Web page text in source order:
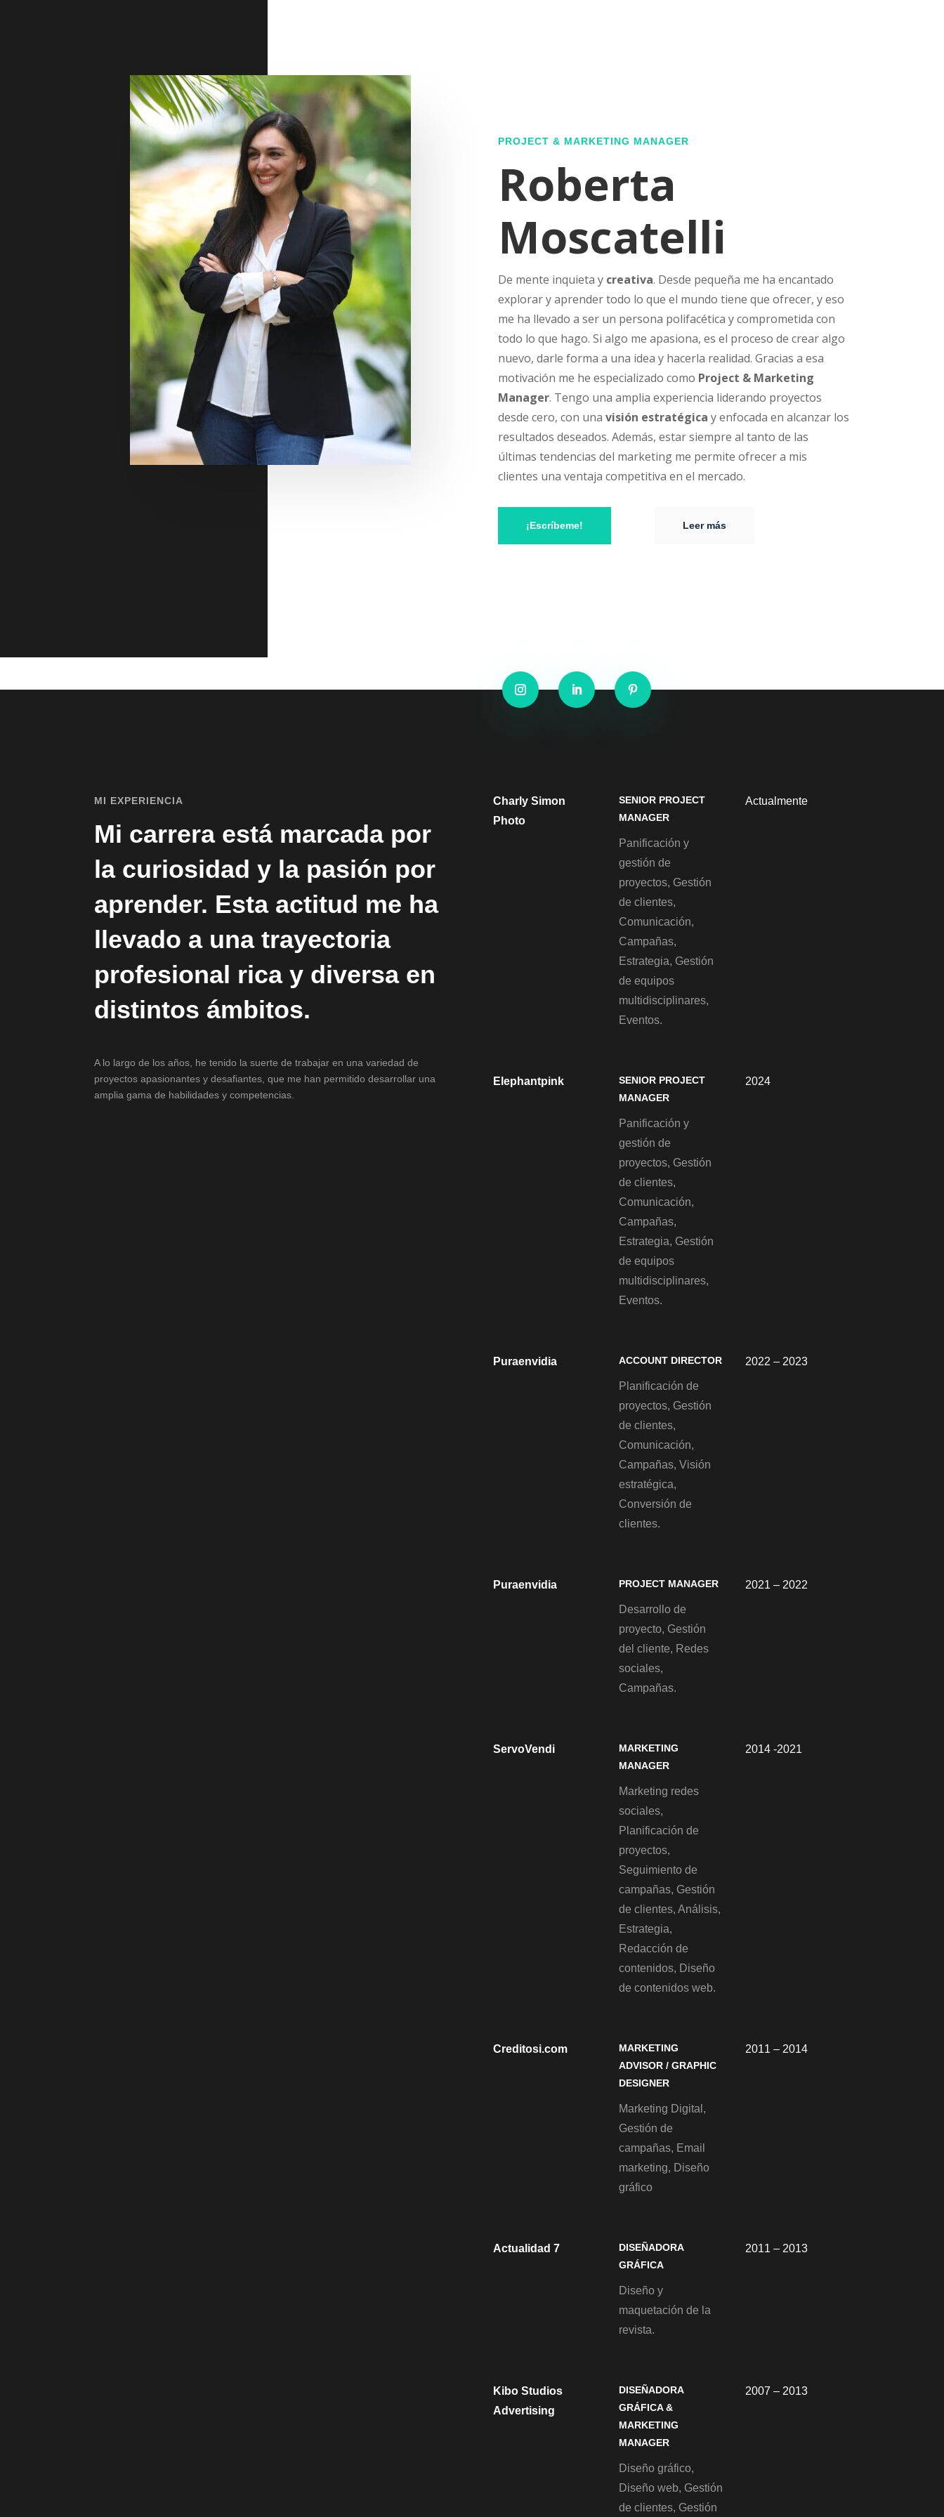
PROJECT & MARKETING MANAGER
Roberta
Moscatelli
De mente inquieta y creativa. Desde pequeña me ha encantado
explorar y aprender todo lo que el mundo tiene que ofrecer, y eso
me ha llevado a ser un persona polifacética y comprometida con
todo lo que hago. Si algo me apasiona, es el proceso de crear algo
nuevo, darle forma a una idea y hacerla realidad. Gracias a esa
motivación me he especializado como Project & Marketing
Manager. Tengo una amplia experiencia liderando proyectos
desde cero, con una visión estratégica y enfocada en alcanzar los
resultados deseados. Además, estar siempre al tanto de las
últimas tendencias del marketing me permite ofrecer a mis
clientes una ventaja competitiva en el mercado.
¡Escríbeme! Leer más
MI EXPERIENCIA
Mi carrera está marcada por
la curiosidad y la pasión por
aprender. Esta actitud me ha
llevado a una trayectoria
profesional rica y diversa en
distintos ámbitos.
A lo largo de los años, he tenido la suerte de trabajar en una variedad de
proyectos apasionantes y desafiantes, que me han permitido desarrollar una
amplia gama de habilidades y competencias.
Charly Simon
Photo
SENIOR PROJECT
MANAGER
Panificación y
gestión de
proyectos, Gestión
de clientes,
Comunicación,
Campañas,
Estrategia, Gestión
de equipos
multidisciplinares,
Eventos.
Actualmente
Elephantpink
SENIOR PROJECT
MANAGER
Panificación y
gestión de
proyectos, Gestión
de clientes,
Comunicación,
Campañas,
Estrategia, Gestión
de equipos
multidisciplinares,
Eventos.
2024
Puraenvidia ACCOUNT DIRECTOR
Planificación de
proyectos, Gestión
de clientes,
Comunicación,
Campañas, Visión
estratégica,
Conversión de
clientes.
2022 – 2023
Puraenvidia PROJECT MANAGER
Desarrollo de
proyecto, Gestión
del cliente, Redes
sociales,
Campañas.
2021 – 2022
ServoVendi
MARKETING
MANAGER
Marketing redes
sociales,
Planificación de
proyectos,
Seguimiento de
campañas, Gestión
de clientes, Análisis,
Estrategia,
Redacción de
contenidos, Diseño
de contenidos web.
2014 -2021
Creditosi.com
MARKETING
ADVISOR / GRAPHIC
DESIGNER
Marketing Digital,
Gestión de
campañas, Email
marketing, Diseño
gráfico
2011 – 2014
Actualidad 7
DISEÑADORA
GRÁFICA
Diseño y
maquetación de la
revista.
2011 – 2013
Kibo Studios
Advertising
DISEÑADORA
GRÁFICA &
MARKETING
MANAGER
Diseño gráfico,
Diseño web, Gestión
de clientes, Gestión
2007 – 2013